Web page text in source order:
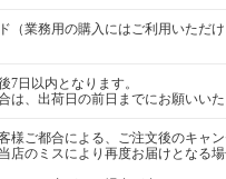
（業務用の購入にはご利用いただ
7日以内となります。
、出荷日の前日までにお願いいた
様ご都合による、ご注文後のキャ
店のミスにより再度お届けとなる